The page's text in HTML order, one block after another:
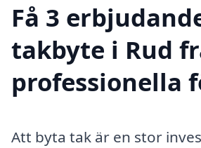
Få 3
takbyte i Rud
professionella
Att byta tak är en stor